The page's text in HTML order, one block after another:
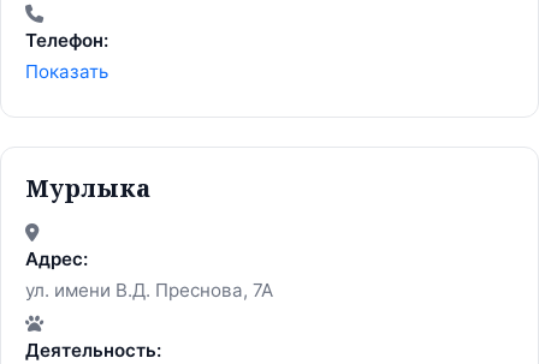
Телефон:
Показать
Мурлыка
Адрес:
ул. имени В.Д. Преснова, 7А
Деятельность: